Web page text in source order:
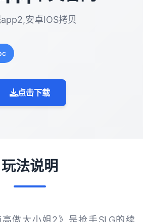
安卓IOS拷贝
点击下载
玩法说明
高傲大小姐2》是抢手SLG的续